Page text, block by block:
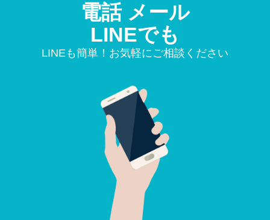
電話 メール
LINEでも
LINEも簡単！お気軽にご相談ください